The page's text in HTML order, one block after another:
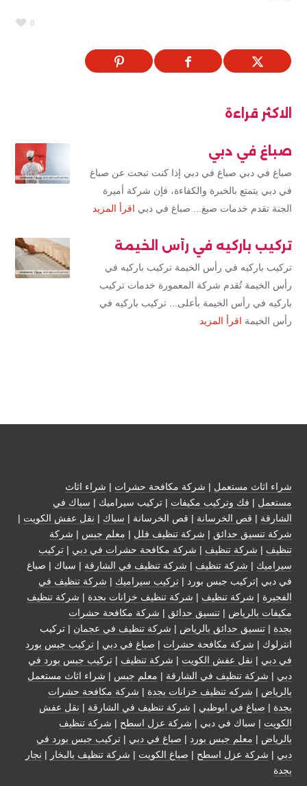
0
الاكثر قراءة
صباغ في دبي
صباغ في دبي صباغ في دبي إذا كنت تبحث عن صباغ
في دبي يتمتع بالخبرة والكفاءة، فإن شركة أميرة
الجنة تقدم خدمات صبغ... صباغ في دبي اقرأ المزيد
تركيب باركيه في رأس الخيمة
تركيب باركيه في رأس الخيمة تركيب باركيه في
رأس الخيمة تُقدم شركة المعمورة خدمات تركيب
باركيه في رأس الخيمة بأعلى... تركيب باركيه في
رأس الخيمة اقرأ المزيد
شراء اثاث مستعمل | شركة مكافحة حشرات | شراء اثاث
مستعمل | فك وتركيب مكيفات | تركيب سيراميك | سباك في
الشارقة | قص الخرسانة | قص الخرسانة | سباك | نقل عفش الكويت |
شركة تنسيق حدائق | شركة تنظيف فلل | معلم جبس | شركة
تنظيف | شركة تنظيف | شركة مكافحة حشرات في دبي | تركيب
سيراميك | شركة تنظيف | شركة تنظيف في الشارقة | سباك | صباغ
في دبي |تركيب جبس بورد | تركيب سيراميك | شركة تنظيف في
الفجيرة | شركة تنظيف | شركة تنظيف خزانات بجدة | شركة تنظيف
مكيفات بالرياض | تنسيق حدائق | شركة مكافحة حشرات
بجدة | تنسيق حدائق بالرياض | شركة تنظيف في عجمان | تركيب
انترلوك | شركة مكافحة حشرات | صباغ في دبي | تركيب جبس بورد
في دبي | نقل عفش الكويت | شركة تنظيف | تركيب جبس بورد في
دبي | شركة تنظيف في الشارقة | معلم جبس | شراء اثاث مستعمل
بالرياض | شركه تنظيف خزانات بجدة | شركة مكافحة حشرات
بجدة | صباغ في ابوظبي | شركة تنظيف في الشارقة | نقل عفش
الكويت | سباك في دبي | شركة عزل اسطح | شركة تنظيف
بالرياض | معلم جبس بورد | صباغ في دبي | تركيب جبس بورد في
دبي | شركة عزل اسطح | صباغ الكويت | شركة تنظيف بالبخار | نجار
بجدة